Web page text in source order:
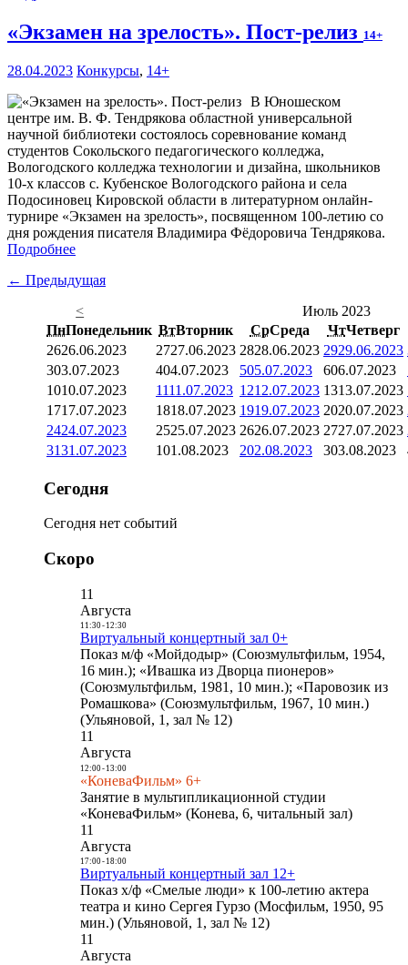
«Экзамен на зрелость». Пост-релиз 14+
28.04.2023 Конкурсы, 14+
В Юношеском
центре им. В. Ф. Тендрякова областной универсальной
научной библиотеки состоялось соревнование команд
студентов Сокольского педагогического колледжа,
Вологодского колледжа технологии и дизайна, школьников
10-х классов с. Кубенское Вологодского района и села
Подосиновец Кировской области в литературном онлайн-
турнире «Экзамен на зрелость», посвященном 100-летию со
дня рождения писателя Владимира Фёдоровича Тендрякова.
Подробнее
← Предыдущая
<
Июль 2023
ПнПонедельник ВтВторник СрСреда ЧтЧетверг
2626.06.2023 2727.06.2023 2828.06.2023 2929.06.2023
303.07.2023 404.07.2023 505.07.2023 606.07.2023
1010.07.2023 1111.07.2023 1212.07.2023 1313.07.2023
1717.07.2023 1818.07.2023 1919.07.2023 2020.07.2023
2424.07.2023 2525.07.2023 2626.07.2023 2727.07.2023
3131.07.2023 101.08.2023 202.08.2023 303.08.2023
Сегодня
Сегодня нет событий
Скоро
11
Августа
11:30- 12:30
Виртуальный концертный зал 0+
Показ м/ф «Мойдодыр» (Союзмультфильм, 1954,
16 мин.); «Ивашка из Дворца пионеров»
(Союзмультфильм, 1981, 10 мин.); «Паровозик из
Ромашкова» (Союзмультфильм, 1967, 10 мин.)
(Ульяновой, 1, зал № 12)
11
Августа
12:00- 13:00
«КоневаФильм» 6+
Занятие в мультипликационной студии
«КоневаФильм» (Конева, 6, читальный зал)
11
Августа
17:00- 18:00
Виртуальный концертный зал 12+
Показ х/ф «Смелые люди» к 100-летию актера
театра и кино Сергея Гурзо (Мосфильм, 1950, 95
мин.) (Ульяновой, 1, зал № 12)
11
Августа